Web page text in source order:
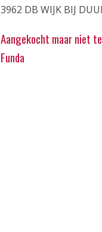
3962 DB WIJK BIJ
Aangekocht maar niet
Funda